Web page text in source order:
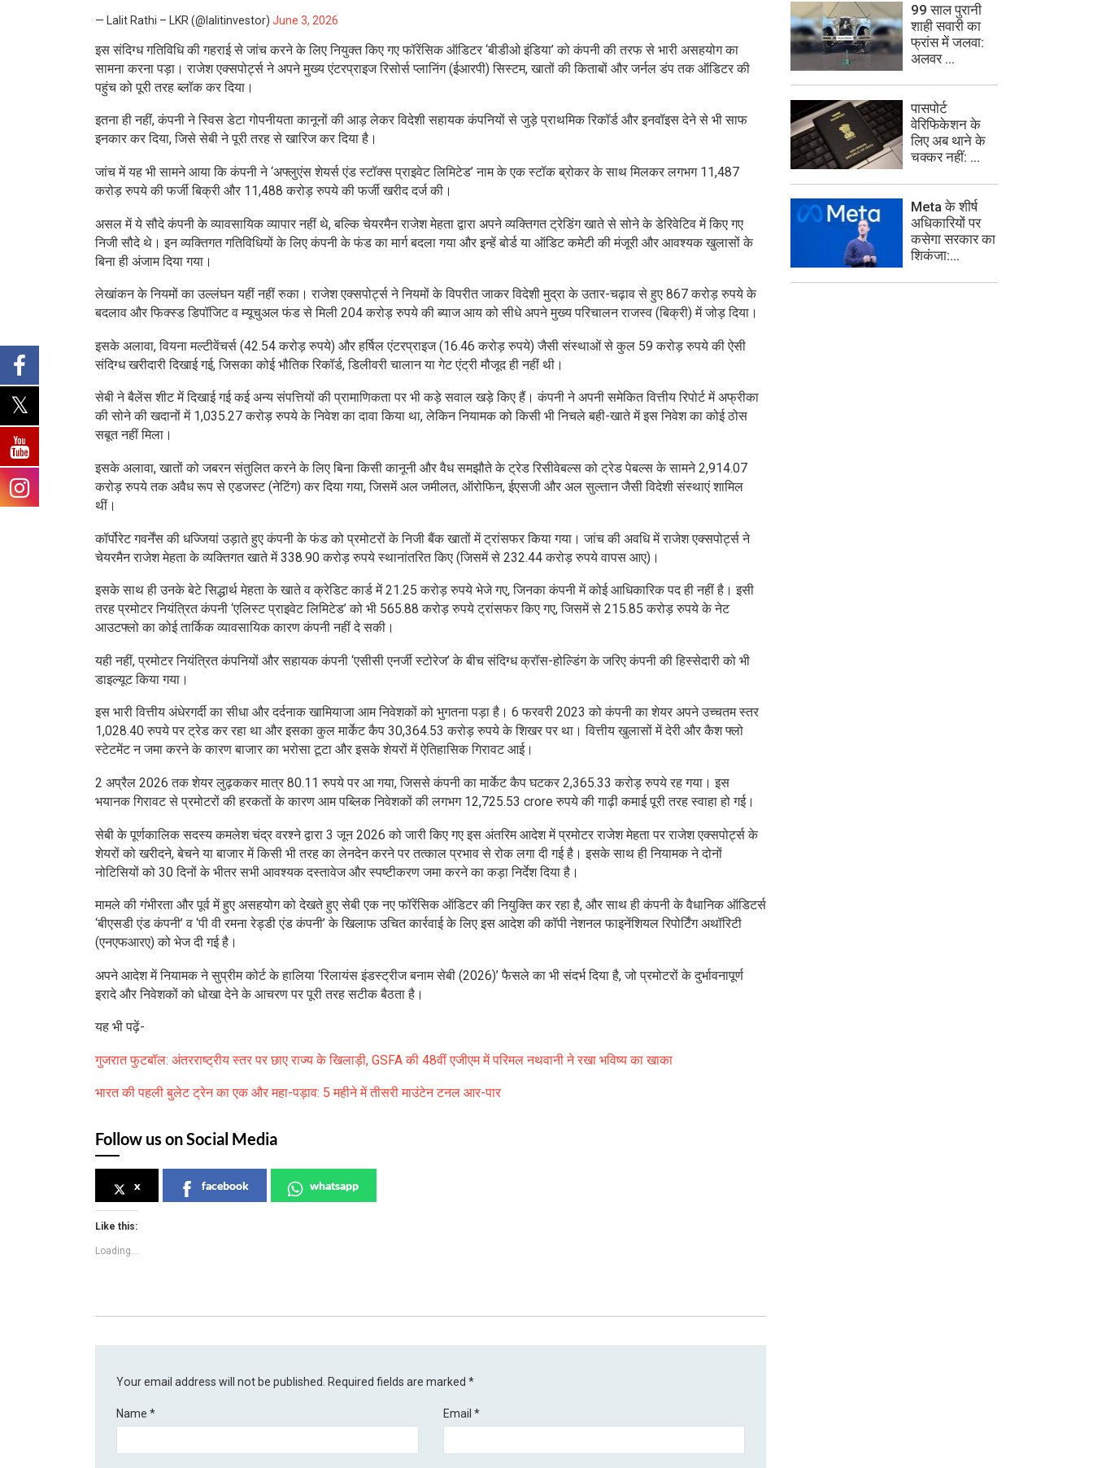
— Lalit Rathi – LKR (@lalitinvestor) June 3, 2026
इस संदिग्ध गतिविधि की गहराई से जांच करने के लिए नियुक्त किए गए फॉरेंसिक ऑडिटर ‘बीडीओ इंडिया’ को कंपनी की तरफ से भारी असहयोग का
सामना करना पड़ा। राजेश एक्सपोर्ट्स ने अपने मुख्य एंटरप्राइज रिसोर्स प्लानिंग (ईआरपी) सिस्टम, खातों की किताबों और जर्नल डंप तक ऑडिटर की
पहुंच को पूरी तरह ब्लॉक कर दिया।
इतना ही नहीं, कंपनी ने स्विस डेटा गोपनीयता कानूनों की आड़ लेकर विदेशी सहायक कंपनियों से जुड़े प्राथमिक रिकॉर्ड और इनवॉइस देने से भी साफ
इनकार कर दिया, जिसे सेबी ने पूरी तरह से खारिज कर दिया है।
जांच में यह भी सामने आया कि कंपनी ने ‘अफ्लुएंस शेयर्स एंड स्टॉक्स प्राइवेट लिमिटेड’ नाम के एक स्टॉक ब्रोकर के साथ मिलकर लगभग 11,487
करोड़ रुपये की फर्जी बिक्री और 11,488 करोड़ रुपये की फर्जी खरीद दर्ज की।
असल में ये सौदे कंपनी के व्यावसायिक व्यापार नहीं थे, बल्कि चेयरमैन राजेश मेहता द्वारा अपने व्यक्तिगत ट्रेडिंग खाते से सोने के डेरिवेटिव में किए गए
निजी सौदे थे। इन व्यक्तिगत गतिविधियों के लिए कंपनी के फंड का मार्ग बदला गया और इन्हें बोर्ड या ऑडिट कमेटी की मंजूरी और आवश्यक खुलासों के
बिना ही अंजाम दिया गया।
लेखांकन के नियमों का उल्लंघन यहीं नहीं रुका। राजेश एक्सपोर्ट्स ने नियमों के विपरीत जाकर विदेशी मुद्रा के उतार-चढ़ाव से हुए 867 करोड़ रुपये के
बदलाव और फिक्स्ड डिपॉजिट व म्यूचुअल फंड से मिली 204 करोड़ रुपये की ब्याज आय को सीधे अपने मुख्य परिचालन राजस्व (बिक्री) में जोड़ दिया।
इसके अलावा, वियना मल्टीवेंचर्स (42.54 करोड़ रुपये) और हर्षिल एंटरप्राइज (16.46 करोड़ रुपये) जैसी संस्थाओं से कुल 59 करोड़ रुपये की ऐसी
संदिग्ध खरीदारी दिखाई गई, जिसका कोई भौतिक रिकॉर्ड, डिलीवरी चालान या गेट एंट्री मौजूद ही नहीं थी।
सेबी ने बैलेंस शीट में दिखाई गई कई अन्य संपत्तियों की प्रामाणिकता पर भी कड़े सवाल खड़े किए हैं। कंपनी ने अपनी समेकित वित्तीय रिपोर्ट में अफ्रीका
की सोने की खदानों में 1,035.27 करोड़ रुपये के निवेश का दावा किया था, लेकिन नियामक को किसी भी निचले बही-खाते में इस निवेश का कोई ठोस
सबूत नहीं मिला।
इसके अलावा, खातों को जबरन संतुलित करने के लिए बिना किसी कानूनी और वैध समझौते के ट्रेड रिसीवेबल्स को ट्रेड पेबल्स के सामने 2,914.07
करोड़ रुपये तक अवैध रूप से एडजस्ट (नेटिंग) कर दिया गया, जिसमें अल जमीलत, ऑरोफिन, ईएसजी और अल सुल्तान जैसी विदेशी संस्थाएं शामिल
थीं।
कॉर्पोरेट गवर्नेंस की धज्जियां उड़ाते हुए कंपनी के फंड को प्रमोटरों के निजी बैंक खातों में ट्रांसफर किया गया। जांच की अवधि में राजेश एक्सपोर्ट्स ने
चेयरमैन राजेश मेहता के व्यक्तिगत खाते में 338.90 करोड़ रुपये स्थानांतरित किए (जिसमें से 232.44 करोड़ रुपये वापस आए)।
इसके साथ ही उनके बेटे सिद्धार्थ मेहता के खाते व क्रेडिट कार्ड में 21.25 करोड़ रुपये भेजे गए, जिनका कंपनी में कोई आधिकारिक पद ही नहीं है। इसी
तरह प्रमोटर नियंत्रित कंपनी ‘एलिस्ट प्राइवेट लिमिटेड’ को भी 565.88 करोड़ रुपये ट्रांसफर किए गए, जिसमें से 215.85 करोड़ रुपये के नेट
आउटफ्लो का कोई तार्किक व्यावसायिक कारण कंपनी नहीं दे सकी।
यही नहीं, प्रमोटर नियंत्रित कंपनियों और सहायक कंपनी ‘एसीसी एनर्जी स्टोरेज’ के बीच संदिग्ध क्रॉस-होल्डिंग के जरिए कंपनी की हिस्सेदारी को भी
डाइल्यूट किया गया।
इस भारी वित्तीय अंधेरगर्दी का सीधा और दर्दनाक खामियाजा आम निवेशकों को भुगतना पड़ा है। 6 फरवरी 2023 को कंपनी का शेयर अपने उच्चतम स्तर
1,028.40 रुपये पर ट्रेड कर रहा था और इसका कुल मार्केट कैप 30,364.53 करोड़ रुपये के शिखर पर था। वित्तीय खुलासों में देरी और कैश फ्लो
स्टेटमेंट न जमा करने के कारण बाजार का भरोसा टूटा और इसके शेयरों में ऐतिहासिक गिरावट आई।
2 अप्रैल 2026 तक शेयर लुढ़ककर मात्र 80.11 रुपये पर आ गया, जिससे कंपनी का मार्केट कैप घटकर 2,365.33 करोड़ रुपये रह गया। इस
भयानक गिरावट से प्रमोटरों की हरकतों के कारण आम पब्लिक निवेशकों की लगभग 12,725.53 crore रुपये की गाढ़ी कमाई पूरी तरह स्वाहा हो गई।
सेबी के पूर्णकालिक सदस्य कमलेश चंद्र वरश्ने द्वारा 3 जून 2026 को जारी किए गए इस अंतरिम आदेश में प्रमोटर राजेश मेहता पर राजेश एक्सपोर्ट्स के
शेयरों को खरीदने, बेचने या बाजार में किसी भी तरह का लेनदेन करने पर तत्काल प्रभाव से रोक लगा दी गई है। इसके साथ ही नियामक ने दोनों
नोटिसियों को 30 दिनों के भीतर सभी आवश्यक दस्तावेज और स्पष्टीकरण जमा करने का कड़ा निर्देश दिया है।
मामले की गंभीरता और पूर्व में हुए असहयोग को देखते हुए सेबी एक नए फॉरेंसिक ऑडिटर की नियुक्ति कर रहा है, और साथ ही कंपनी के वैधानिक ऑडिटर्स
‘बीएसडी एंड कंपनी’ व ‘पी वी रमना रेड्डी एंड कंपनी’ के खिलाफ उचित कार्रवाई के लिए इस आदेश की कॉपी नेशनल फाइनेंशियल रिपोर्टिंग अथॉरिटी
(एनएफआरए) को भेज दी गई है।
अपने आदेश में नियामक ने सुप्रीम कोर्ट के हालिया ‘रिलायंस इंडस्ट्रीज बनाम सेबी (2026)’ फैसले का भी संदर्भ दिया है, जो प्रमोटरों के दुर्भावनापूर्ण
इरादे और निवेशकों को धोखा देने के आचरण पर पूरी तरह सटीक बैठता है।
यह भी पढ़ें-
गुजरात फुटबॉल: अंतरराष्ट्रीय स्तर पर छाए राज्य के खिलाड़ी, GSFA की 48वीं एजीएम में परिमल नथवानी ने रखा भविष्य का खाका
भारत की पहली बुलेट ट्रेन का एक और महा-पड़ाव: 5 महीने में तीसरी माउंटेन टनल आर-पार
Follow us on Social Media
x facebook whatsapp
Like this:
Loading...
Your email address will not be published. Required fields are marked*
Name* Email *
99 साल पुरानी
शाही सवारी का
फ्रांस में जलवा:
अलवर ...
पासपोर्ट
वेरिफिकेशन के
लिए अब थाने के
चक्कर नहीं: ...
Meta के शीर्ष
अधिकारियों पर
कसेगा सरकार का
शिकंजा:...